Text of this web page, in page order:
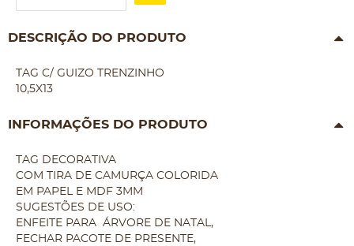
DESCRIÇÃO DO PRODUTO
TAG C/ GUIZO TRENZINHO
10,5X13
INFORMAÇÕES DO PRODUTO
TAG DECORATIVA
COM TIRA DE CAMURÇA COLORIDA
EM PAPEL E MDF 3MM
SUGESTÕES DE USO:
ENFEITE PARA ÁRVORE DE NATAL,
FECHAR PACOTE DE PRESENTE,